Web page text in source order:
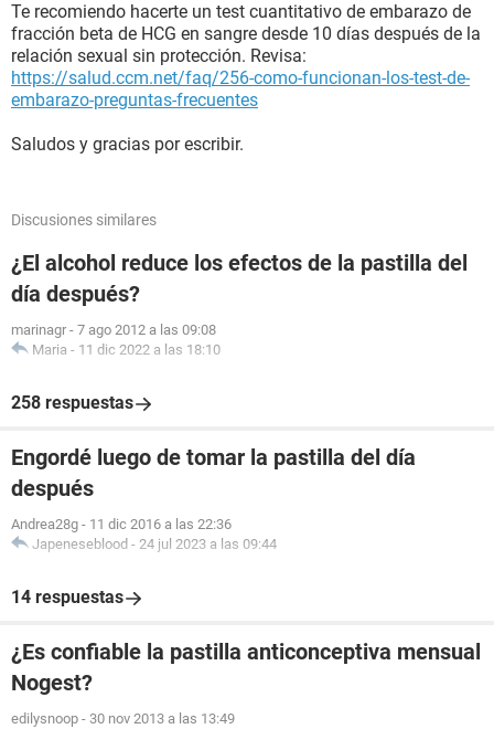
Te recomiendo hacerte un test cuantitativo de embarazo de
fracción beta de HCG en sangre desde 10 días después de la
relación sexual sin protección. Revisa:
https://salud.ccm.net/faq/256-como-funcionan-los-test-de-
embarazo-preguntas-frecuentes
Saludos y gracias por escribir.
Discusiones similares
¿El alcohol reduce los efectos de la pastilla del
día después?
marinagr - 7 ago 2012 a las 09:08
Maria - 11 dic 2022 a las 18:10
258 respuestas
Engordé luego de tomar la pastilla del día
después
Andrea28g - 11 dic 2016 a las 22:36
Japeneseblood - 24 jul 2023 a las 09:44
14 respuestas
¿Es confiable la pastilla anticonceptiva mensual
Nogest?
edilysnoop - 30 nov 2013 a las 13:49